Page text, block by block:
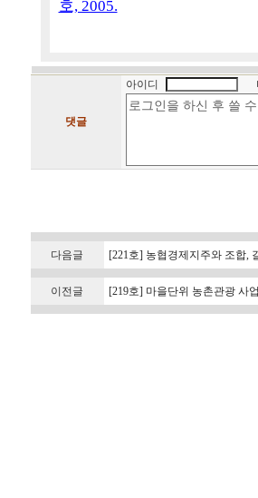
호, 2005.
댓글
아이디
다음글 [221호] 농협경제지주와 조합,
이전글 [219호] 마을단위 농촌관광 사